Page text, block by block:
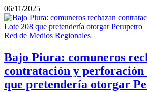
06/11/2025
Red de Medios Regionales
Bajo Piura: comuneros
contratación y perforación
que pretendería otorgar